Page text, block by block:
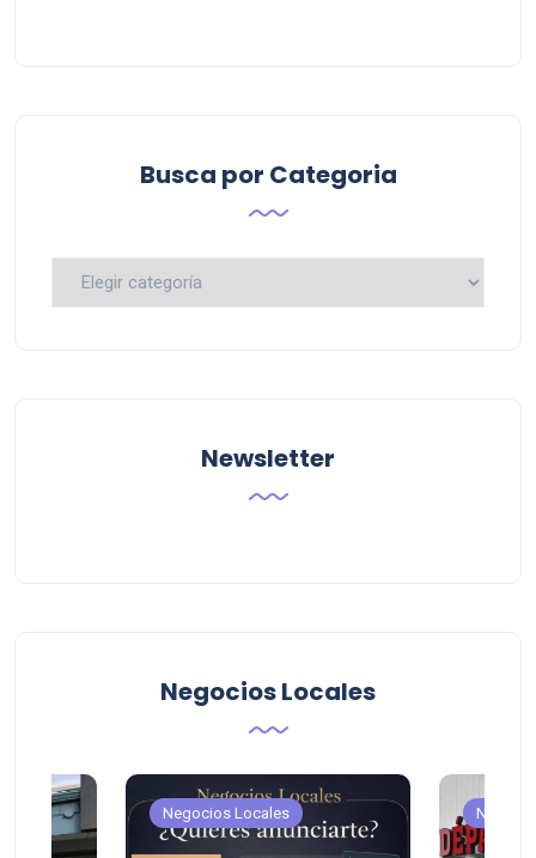
Busca por Categoria
Busca
Newsletter
Negocios Locales
Negocios Locales